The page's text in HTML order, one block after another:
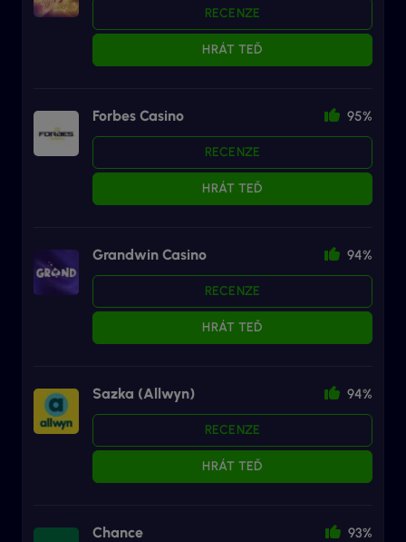
RECENZE
HRÁT TEĎ
Forbes Casino 95%
RECENZE
HRÁT TEĎ
Grandwin Casino 94%
RECENZE
HRÁT TEĎ
Sazka (Allwyn) 94%
RECENZE
HRÁT TEĎ
Chance 93%